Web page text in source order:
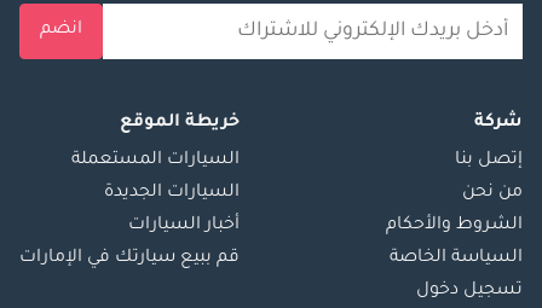
انضم
شركة
إتصل بنا
من نحن
الشروط والأحكام
السياسة الخاصة
تسجيل دخول
خريطة الموقع
السيارات المستعملة
السيارات الجديدة
أخبار السيارات
قم ببيع سيارتك في الإمارات